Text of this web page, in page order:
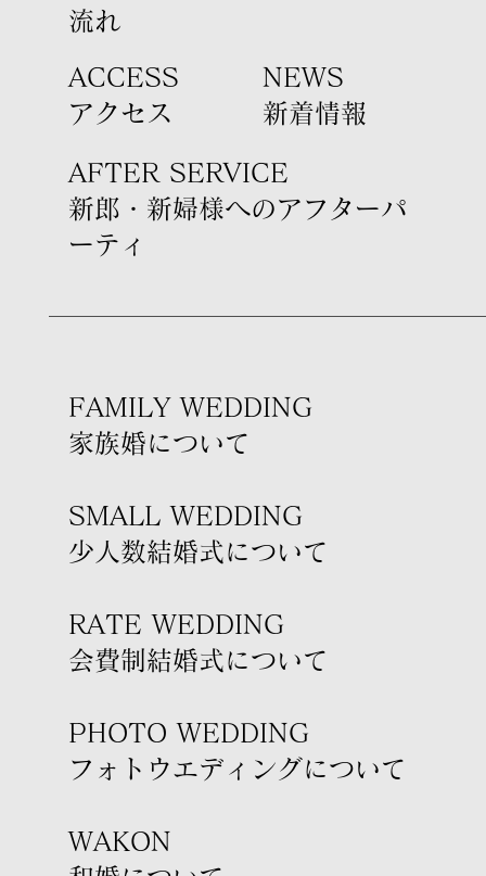
流れ
新着情報
新郎・新婦様への​アフターパ
ーティ
ACCESS
​アクセス
AFTER SERVICE
​NEWS
家族婚について
FAMILY WEDDING
SMALL WEDDING
少人数結婚式について
RATE WEDDING
会費制結婚式について
PHOTO WEDDING
フォトウエディングについて
WAKON